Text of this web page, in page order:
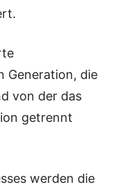
Generation, die
von der das
getrennt
werden die